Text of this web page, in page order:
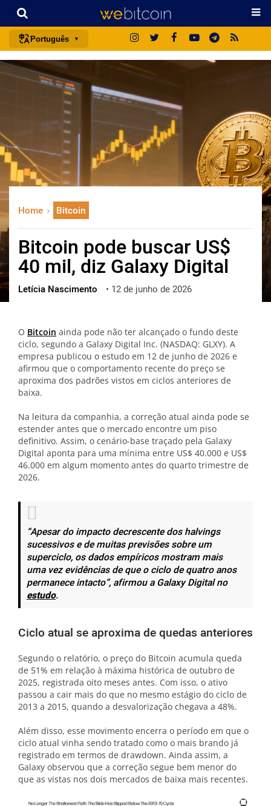
Português
português (BR)
english
español
français
italiano
deutsch
日本語
русский
العربية
ქართული
Home Bitcoin
Bitcoin pode buscar US$
40 mil, diz Galaxy Digital
Letícia Nascimento • 12 de junho de 2026
O Bitcoin ainda pode não ter alcançado o fundo deste
ciclo, segundo a Galaxy Digital Inc. (NASDAQ: GLXY). A
empresa publicou o estudo em 12 de junho de 2026 e
afirmou que o comportamento recente do preço se
aproxima dos padrões vistos em ciclos anteriores de
baixa.
Na leitura da companhia, a correção atual ainda pode se
estender antes que o mercado encontre um piso
definitivo. Assim, o cenário-base traçado pela Galaxy
Digital aponta para uma mínima entre US$ 40.000 e US$
46.000 em algum momento antes do quarto trimestre de
2026.
“Apesar do impacto decrescente dos halvings
sucessivos e de muitas previsões sobre um
superciclo, os dados empíricos mostram mais
uma vez evidências de que o ciclo de quatro anos
permanece intacto”, afirmou a Galaxy Digital no
estudo.
Ciclo atual se aproxima de quedas anteriores
Segundo o relatório, o preço do Bitcoin acumula queda
de 51% em relação à máxima histórica de outubro de
2025, registrada oito meses antes. Com isso, o ativo
passou a cair mais do que no mesmo estágio do ciclo de
2013 a 2015, quando a desvalorização chegava a 48%.
Além disso, esse movimento encerra o período em que o
ciclo atual vinha sendo tratado como o mais brando já
registrado em termos de drawdown. Ainda assim, a
Galaxy observou que a correção segue bem menor do
que as vistas nos dois mercados de baixa mais recentes.